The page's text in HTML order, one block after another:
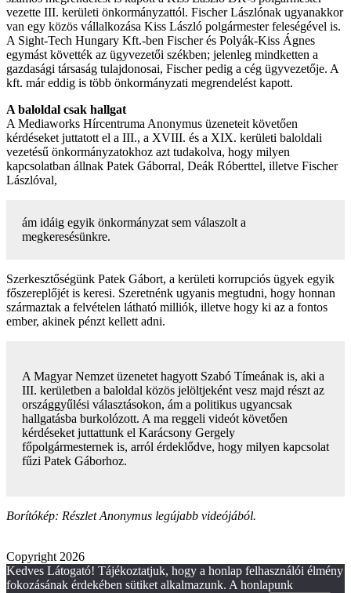
vezette III. kerületi önkormányzattól. Fischer Lászlónak ugyanakkor
van egy közös vállalkozása Kiss László polgármester feleségével is.
A Sight-Tech Hungary Kft.-ben Fischer és Polyák-Kiss Ágnes
egymást követték az ügyvezetői székben; jelenleg mindketten a
gazdasági társaság tulajdonosai, Fischer pedig a cég ügyvezetője. A
kft. már eddig is több önkormányzati megrendelést kapott.
A baloldal csak hallgat
A Mediaworks Hírcentruma Anonymus üzeneteit követően
kérdéseket juttatott el a III., a XVIII. és a XIX. kerületi baloldali
vezetésű önkormányzatokhoz azt tudakolva, hogy milyen
kapcsolatban állnak Patek Gáborral, Deák Róberttel, illetve Fischer
Lászlóval,
ám idáig egyik önkormányzat sem válaszolt a
megkeresésünkre.
Szerkesztőségünk Patek Gábort, a kerületi korrupciós ügyek egyik
főszereplőjét is keresi. Szeretnénk ugyanis megtudni, hogy honnan
származtak a felvételen látható milliók, illetve hogy ki az a fontos
ember, akinek pénzt kellett adni.
A Magyar Nemzet üzenetet hagyott Szabó Tímeának is, aki a
III. kerületben a baloldal közös jelöltjeként vesz majd részt az
országgyűlési választásokon, ám a politikus ugyancsak
hallgatásba burkolózott. A ma reggeli videót követően
kérdéseket juttattunk el Karácsony Gergely
főpolgármesternek is, arról érdeklődve, hogy milyen kapcsolat
fűzi Patek Gáborhoz.
Borítókép: Részlet Anonymus legújabb videójából.
Copyright 2026
Kedves Látogató! Tájékoztatjuk, hogy a honlap felhasználói élmény
fokozásának érdekében sütiket alkalmazunk. A honlapunk